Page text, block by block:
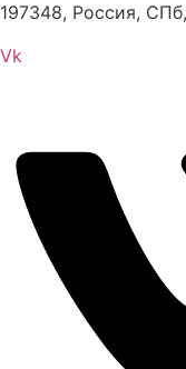
197348, Россия,
Vk